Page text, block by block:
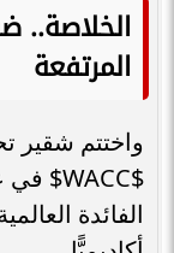
الخلاصة..
المرتفعة
واختتم شقير
الفائدة